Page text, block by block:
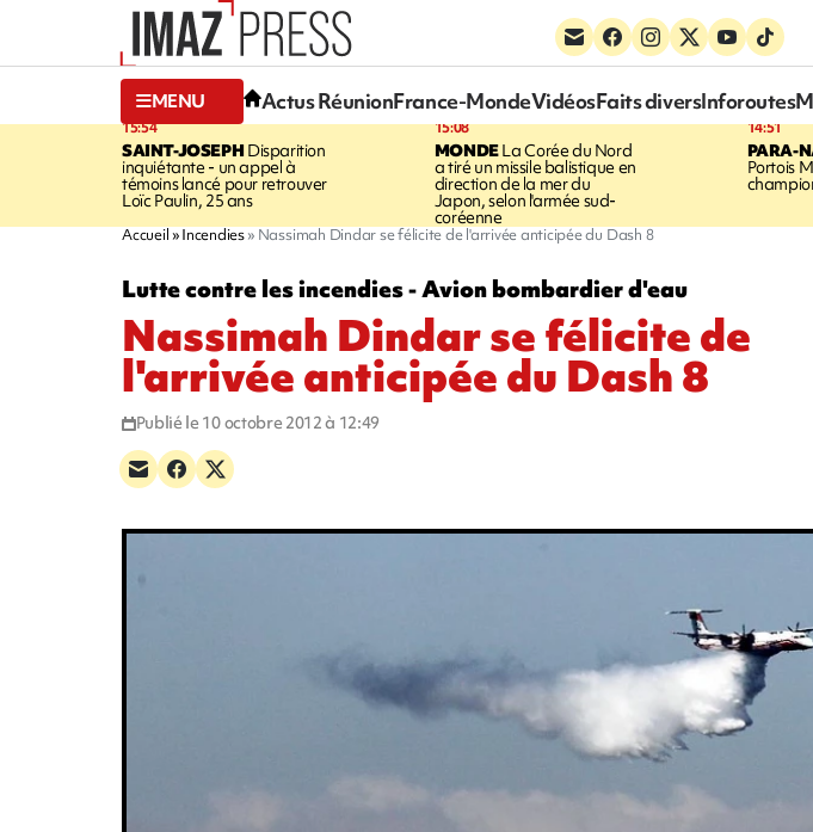
MENU Actus RéunionFrance-MondeVidéosFaits diversInforoutes
15:54
SAINT-JOSEPHDisparition
inquiétante - un appel à
témoins lancé pour retrouver
Loïc Paulin, 25 ans
15:08
MONDELa Corée du Nord
a tiré un missile balistique en
direction de la mer du
Japon, selon l'armée sud-
coréenne
14:51
PARA-
Portois
Accueil Incendies Nassimah Dindar se félicite de l'arrivée anticipée du Dash 8
Lutte contre les incendies - Avion bombardier d'eau
Nassimah Dindar se félicite de
l'arrivée anticipée du Dash 8
Publié le 10 octobre 2012 à 12:49